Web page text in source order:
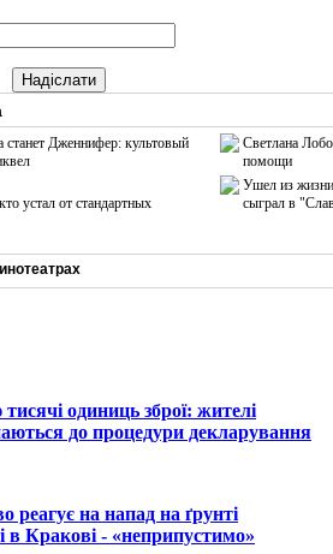
Надіслати
Дженнифер: культовый
устал от стандартных
Светлана
помощи
Ушел из жизни
сыграл в
одиниць зброї: жителі
до процедури декларування
реагує на напад на ґрунті
в Кракові - «неприпустимо»